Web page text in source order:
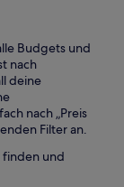
Budgets und
nach
deine
nach „Preis
Filter an.
finden und